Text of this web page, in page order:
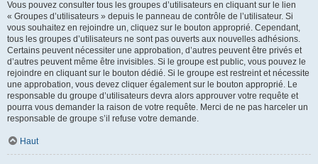
Vous pouvez consulter tous les groupes d’utilisateurs en cliquant sur le lien
« Groupes d’utilisateurs » depuis le panneau de contrôle de l’utilisateur. Si
vous souhaitez en rejoindre un, cliquez sur le bouton approprié. Cependant,
tous les groupes d’utilisateurs ne sont pas ouverts aux nouvelles adhésions.
Certains peuvent nécessiter une approbation, d’autres peuvent être privés et
d’autres peuvent même être invisibles. Si le groupe est public, vous pouvez le
rejoindre en cliquant sur le bouton dédié. Si le groupe est restreint et nécessite
une approbation, vous devez cliquer également sur le bouton approprié. Le
responsable du groupe d’utilisateurs devra alors approuver votre requête et
pourra vous demander la raison de votre requête. Merci de ne pas harceler un
responsable de groupe s’il refuse votre demande.
Haut